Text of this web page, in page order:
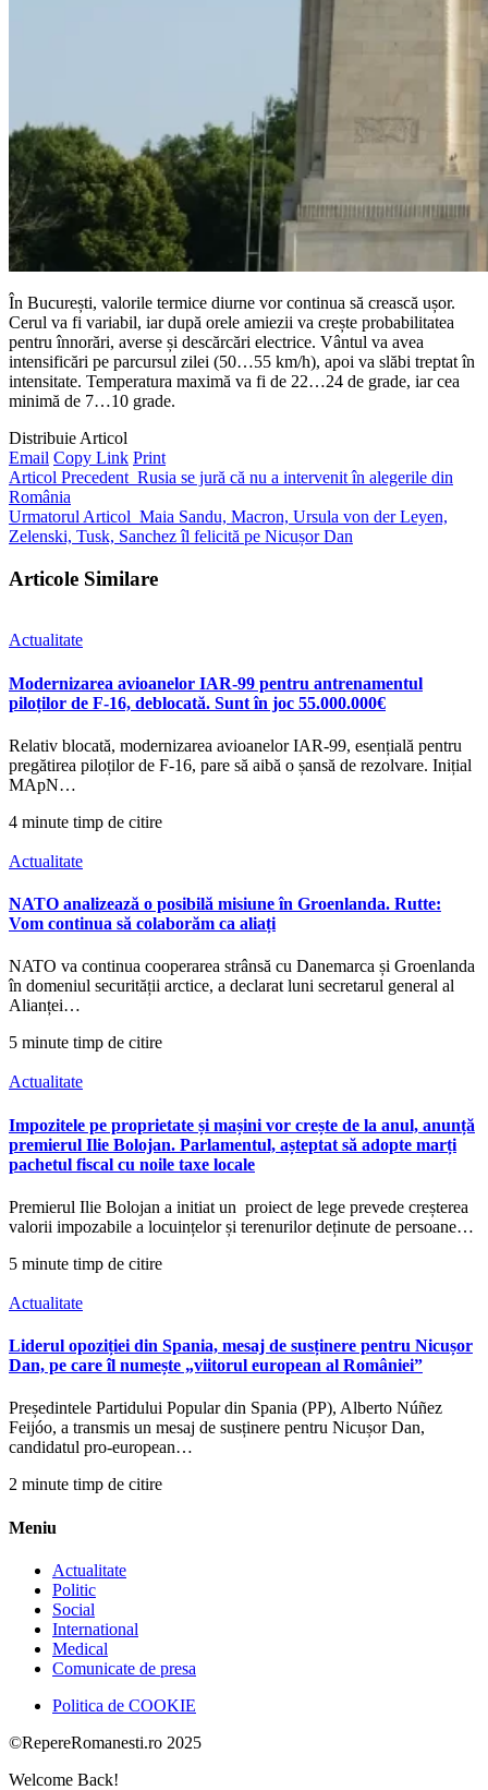
În București, valorile termice diurne vor continua să crească ușor.
Cerul va fi variabil, iar după orele amiezii va crește probabilitatea
pentru înnorări, averse și descărcări electrice. Vântul va avea
intensificări pe parcursul zilei (50…55 km/h), apoi va slăbi treptat în
intensitate. Temperatura maximă va fi de 22…24 de grade, iar cea
minimă de 7…10 grade.
Distribuie Articol
Email Copy Link Print
Articol Precedent Rusia se jură că nu a intervenit în alegerile din
România
Urmatorul Articol Maia Sandu, Macron, Ursula von der Leyen,
Zelenski, Tusk, Sanchez îl felicită pe Nicușor Dan
Articole Similare
Actualitate
Modernizarea avioanelor IAR-99 pentru antrenamentul
piloților de F-16, deblocată. Sunt în joc 55.000.000€
Relativ blocată, modernizarea avioanelor IAR-99, esențială pentru
pregătirea piloților de F-16, pare să aibă o șansă de rezolvare. Inițial
MApN…
4 minute timp de citire
Actualitate
NATO analizează o posibilă misiune în Groenlanda. Rutte:
Vom continua să colaborăm ca aliați
NATO va continua cooperarea strânsă cu Danemarca și Groenlanda
în domeniul securității arctice, a declarat luni secretarul general al
Alianței…
5 minute timp de citire
Actualitate
Impozitele pe proprietate și mașini vor crește de la anul, anunță
premierul Ilie Bolojan. Parlamentul, așteptat să adopte marți
pachetul fiscal cu noile taxe locale
Premierul Ilie Bolojan a initiat un proiect de lege prevede creșterea
valorii impozabile a locuințelor și terenurilor deținute de persoane…
5 minute timp de citire
Actualitate
Liderul opoziției din Spania, mesaj de susținere pentru Nicușor
Dan, pe care îl numește „viitorul european al României”
Președintele Partidului Popular din Spania (PP), Alberto Núñez
Feijóo, a transmis un mesaj de susținere pentru Nicușor Dan,
candidatul pro-european…
2 minute timp de citire
Meniu
Actualitate
Politic
Social
International
Medical
Comunicate de presa
Politica de COOKIE
©RepereRomanesti.ro 2025
Welcome Back!